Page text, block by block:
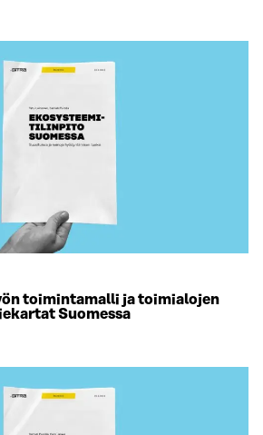
toimintamalli ja toimialojen
Suomessa